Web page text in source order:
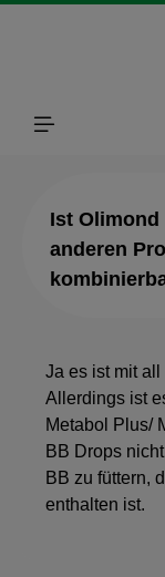
Ist
anderen
Ja es ist mit
Allerdings ist
Metabol Plus/
BB Drops
BB zu füttern,
enthalten ist.